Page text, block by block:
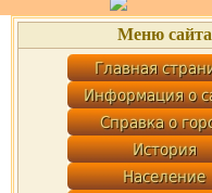
Меню сайта